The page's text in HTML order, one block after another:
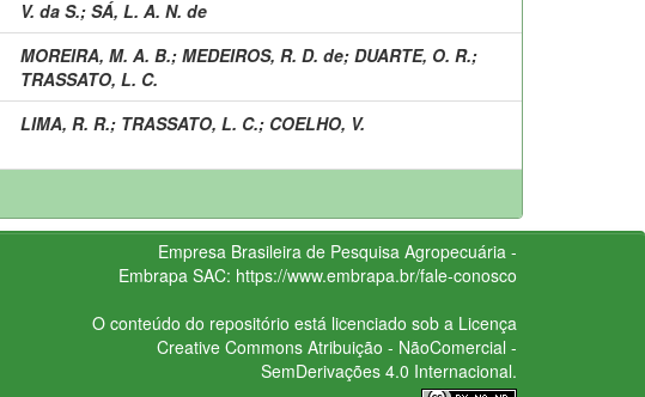
V. da S.; SÁ, L. A. N. de
MOREIRA, M. A. B.; MEDEIROS, R. D. de; DUARTE, O. R.;
TRASSATO, L. C.
LIMA, R. R.; TRASSATO, L. C.; COELHO, V.
Empresa Brasileira de Pesquisa Agropecuária -
Embrapa SAC: https://www.embrapa.br/fale-conosco
O conteúdo do repositório está licenciado sob a Licença
Creative CommonsAtribuição - NãoComercial -
SemDerivações 4.0 Internacional.